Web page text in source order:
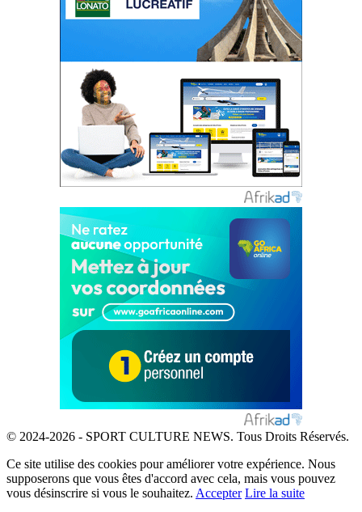
© 2024-2026 - SPORT CULTURE NEWS. Tous Droits Réservés.
Ce site utilise des cookies pour améliorer votre expérience. Nous
supposerons que vous êtes d'accord avec cela, mais vous pouvez
vous désinscrire si vous le souhaitez. Accepter Lire la suite